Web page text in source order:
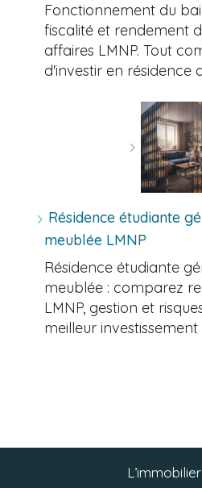
Fonctionnement du
fiscalité et rendement
affaires LMNP. Tout
d'investir en résidence
Résidence étudiante
meublée LMNP
Résidence étudiante
meublée : comparez
LMNP, gestion et
meilleur